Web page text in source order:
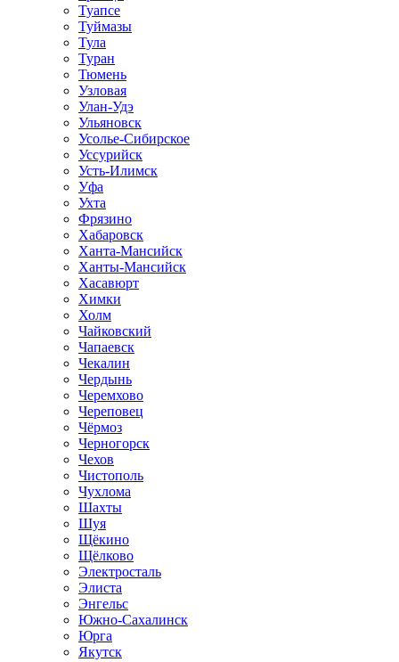
Туапсе
Туймазы
Тула
Туран
Тюмень
Узловая
Улан-Удэ
Ульяновск
Усолье-Сибирское
Уссурийск
Усть-Илимск
Уфа
Ухта
Фрязино
Хабаровск
Ханта-Мансийск
Ханты-Мансийск
Хасавюрт
Химки
Холм
Чайковский
Чапаевск
Чекалин
Чердынь
Черемхово
Череповец
Чёрмоз
Черногорск
Чехов
Чистополь
Чухлома
Шахты
Шуя
Щёкино
Щёлково
Электросталь
Элиста
Энгельс
Южно-Сахалинск
Юрга
Якутск